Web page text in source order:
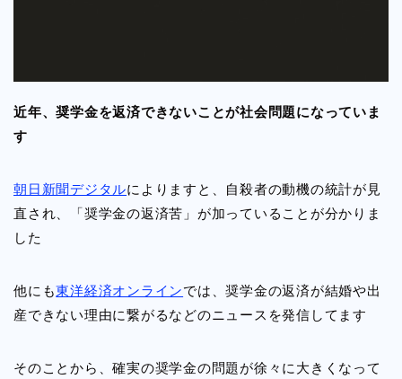
近年、奨学金を返済できないことが社会問題になっていま
す
朝日新聞デジタルによりますと、自殺者の動機の統計が見
直され、「奨学金の返済苦」が加っていることが分かりま
した
他にも東洋経済オンラインでは、奨学金の返済が結婚や出
産できない理由に繋がるなどのニュースを発信してます
そのことから、確実の奨学金の問題が徐々に大きくなって